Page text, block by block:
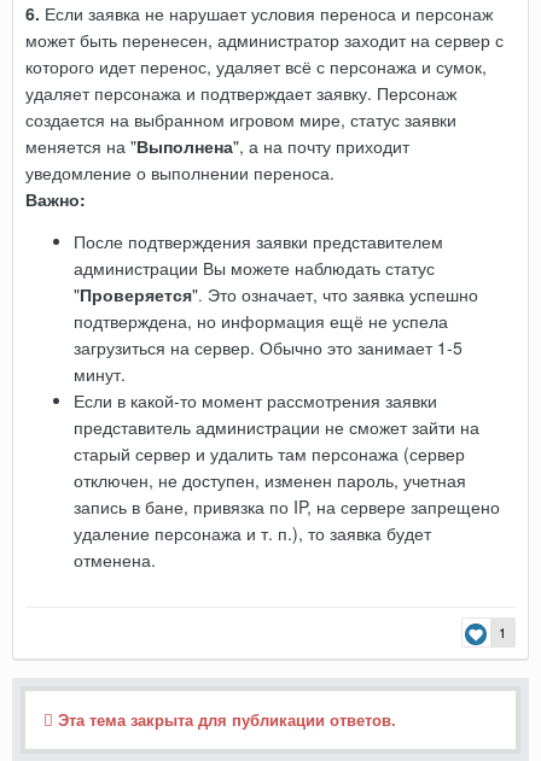
6. Если заявка не нарушает условия переноса и персонаж
может быть перенесен, администратор заходит на сервер с
которого идет перенос, удаляет всё с персонажа и сумок,
удаляет персонажа и подтверждает заявку. Персонаж
создается на выбранном игровом мире, статус заявки
меняется на "Выполнена", а на почту приходит
уведомление о выполнении переноса.
Важно:
После подтверждения заявки представителем
администрации Вы можете наблюдать статус
"Проверяется". Это означает, что заявка успешно
подтверждена, но информация ещё не успела
загрузиться на сервер. Обычно это занимает 1-5
минут.
Если в какой-то момент рассмотрения заявки
представитель администрации не сможет зайти на
старый сервер и удалить там персонажа (сервер
отключен, не доступен, изменен пароль, учетная
запись в бане, привязка по IP, на сервере запрещено
удаление персонажа и т. п.), то заявка будет
отменена.
1
Эта тема закрыта для публикации ответов.